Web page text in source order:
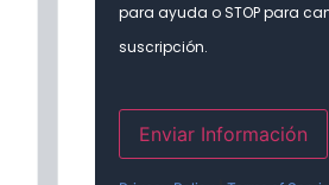
para ayuda o STOP para
suscripción.
Enviar Información